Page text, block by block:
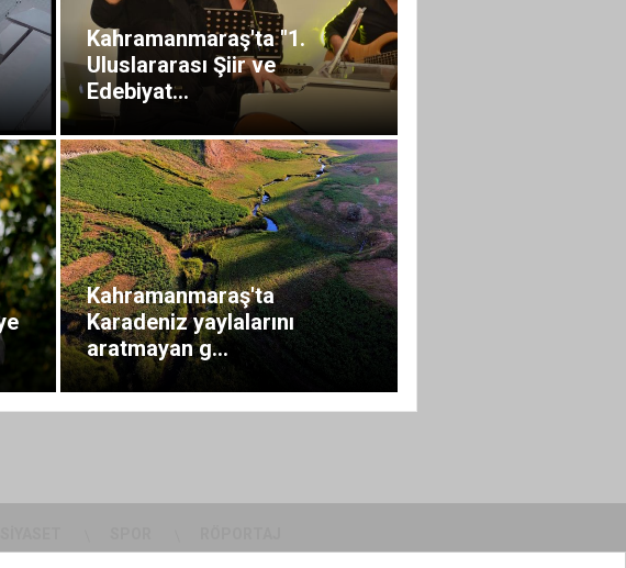
Kahramanmaraş'ta "1.
Uluslararası Şiir ve
Edebiyat...
Kahramanmaraş'ta
Karadeniz yaylalarını
aratmayan g...